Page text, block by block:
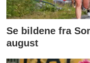
Se bildene fra
august